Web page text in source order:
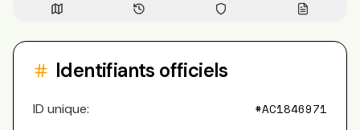
Identifiants officiels
ID unique: #AC1846971